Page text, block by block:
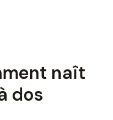
naît
dos